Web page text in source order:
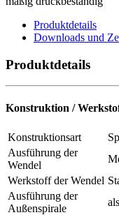
Produktdetails
Downloads und
Produktdetails
Konstruktion /
Konstruktionsart
Ausführung der
Wendel
Werkstoff der Wendel
Ausführung der
Außenspirale